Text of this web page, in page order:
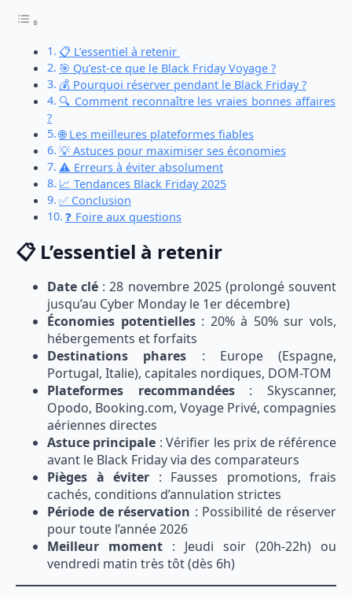
📋 L’essentiel à retenir
🎯 Qu’est-ce que le Black Friday Voyage ?
💰 Pourquoi réserver pendant le Black Friday ?
🔍 Comment reconnaître les vraies bonnes affaires
?
🌐 Les meilleures plateformes fiables
💡 Astuces pour maximiser ses économies
⚠️ Erreurs à éviter absolument
📈 Tendances Black Friday 2025
✅ Conclusion
❓ Foire aux questions
📋 L’essentiel à retenir
Date clé : 28 novembre 2025 (prolongé souvent
jusqu’au Cyber Monday le 1er décembre)
Économies potentielles: 20% à 50% sur vols,
hébergements et forfaits
Destinations phares : Europe (Espagne,
Portugal, Italie), capitales nordiques, DOM-TOM
Plateformes recommandées: Skyscanner,
Opodo, Booking.com, Voyage Privé, compagnies
aériennes directes
Astuce principale : Vérifier les prix de référence
avant le Black Friday via des comparateurs
Pièges à éviter : Fausses promotions, frais
cachés, conditions d’annulation strictes
Période de réservation : Possibilité de réserver
pour toute l’année 2026
Meilleur moment : Jeudi soir (20h-22h) ou
vendredi matin très tôt (dès 6h)